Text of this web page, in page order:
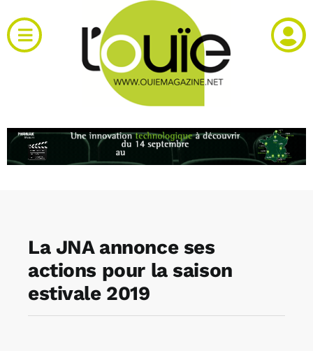
au
contenu
Toggle
Navigation
RH et emploi
Agenda
La JNA annonce ses
actions pour la saison
estivale 2019